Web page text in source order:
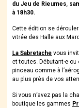
du Jeu de Rieumes,
à 18h30.
Cette édition se
vitrée des Halle aux
La Sabretache vous
et toutes. Débutant·e
pinceau comme à
au plus près de vos
Si vous n’avez pas la
boutique les gammes